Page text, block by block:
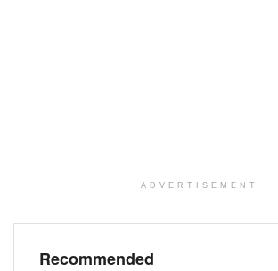
ADVERTISEMENT
Recommended